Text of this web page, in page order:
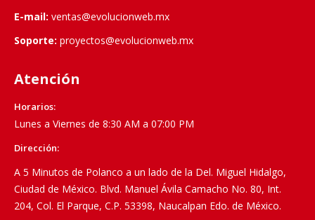
E-mail: ventas@evolucionweb.mx
Soporte: proyectos@evolucionweb.mx
Atención
Horarios:
Lunes a Viernes de 8:30 AM a 07:00 PM
Dirección:
A 5 Minutos de Polanco a un lado de la Del. Miguel Hidalgo,
Ciudad de México. Blvd. Manuel Ávila Camacho No. 80, Int.
204, Col. El Parque, C.P. 53398, Naucalpan Edo. de México.